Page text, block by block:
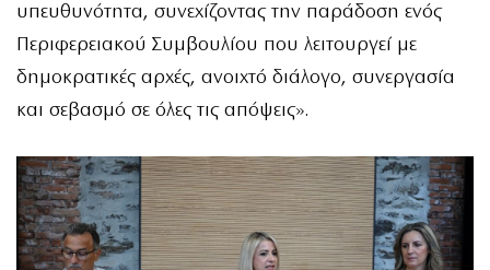
υπευθυνότητα, συνεχίζοντας την παράδοση ενός
Περιφερειακού Συμβουλίου που λειτουργεί με
δημοκρατικές αρχές, ανοιχτό διάλογο, συνεργασία
και σεβασμό σε όλες τις απόψεις».